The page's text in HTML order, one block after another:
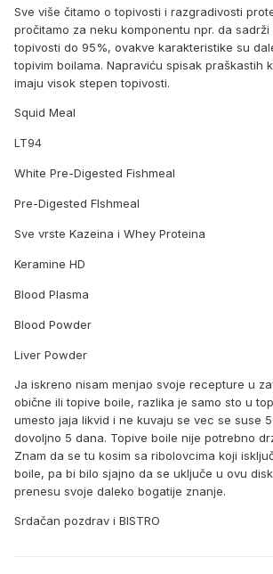
Sve više čitamo o topivosti i razgradivosti
pročitamo za neku komponentu npr. da
topivosti do 95%, ovakve karakteristike su
topivim boilama. Napraviću spisak praškastih
imaju visok stepen topivosti.
Squid Meal
LT94
White Pre-Digested Fishmeal
Pre-Digested FIshmeal
Sve vrste Kazeina i Whey Proteina
Keramine HD
Blood Plasma
Blood Powder
Liver Powder
Ja iskreno nisam menjao svoje recepture u
obične ili topive boile, razlika je samo sto u
umesto jaja likvid i ne kuvaju se vec se suse
dovoljno 5 dana. Topive boile nije potrebno
Znam da se tu kosim sa ribolovcima koji
boile, pa bi bilo sjajno da se uključe u ovu
prenesu svoje daleko bogatije znanje.
Srdačan pozdrav i BISTRO